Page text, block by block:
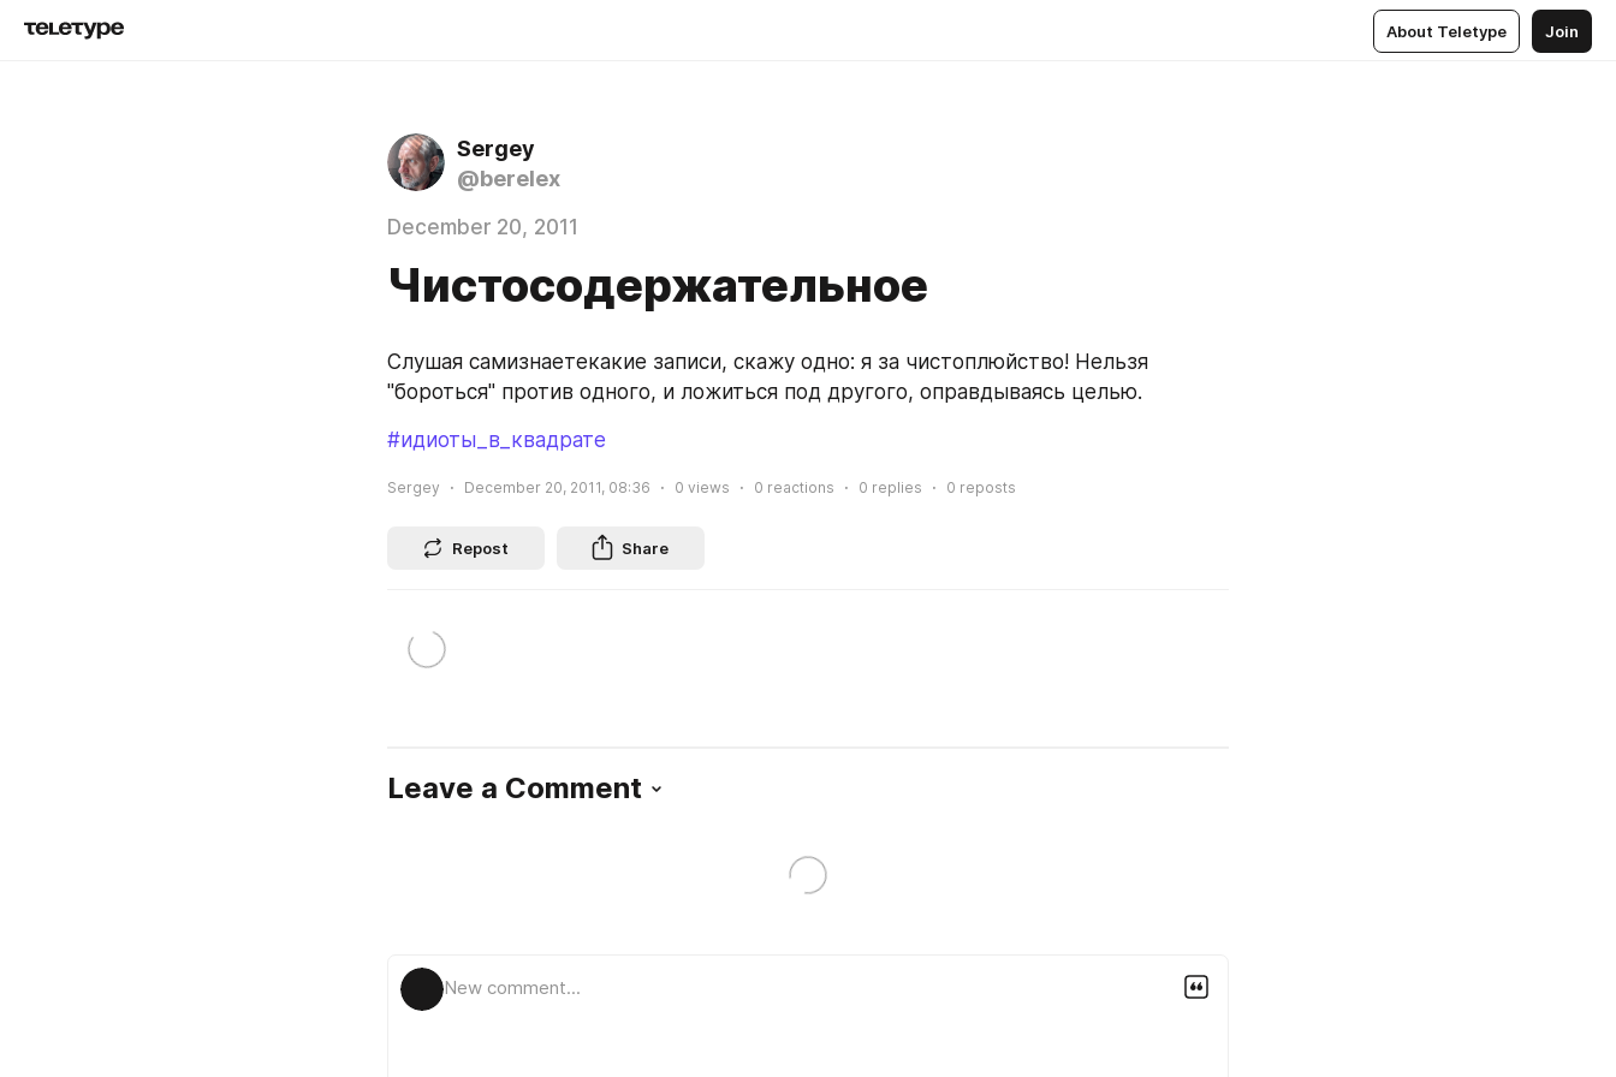
About Teletype Join
Sergey
@berelex
December 20, 2011
Чистосодержательное
Слушая самизнаетекакие записи, скажу одно: я за чистоплюйство! Нельзя
"бороться" против одного, и ложиться под другого, оправдываясь целью.
#идиоты_в_квадрате
Sergey December 20, 2011, 08:36 0 views 0 reactions 0 replies 0 reposts
Repost Share
Leave a Comment